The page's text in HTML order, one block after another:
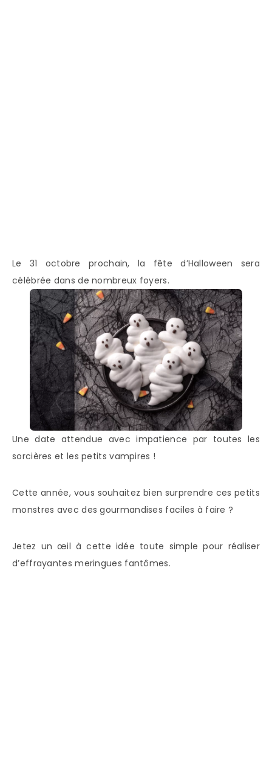
Le 31 octobre prochain, la fête d’Halloween sera
célébrée dans de nombreux foyers.
Une date attendue avec impatience par toutes les
sorcières et les petits vampires !
Cette année, vous souhaitez bien surprendre ces petits
monstres avec des gourmandises faciles à faire ?
Jetez un œil à cette idée toute simple pour réaliser
d’effrayantes meringues fantômes.